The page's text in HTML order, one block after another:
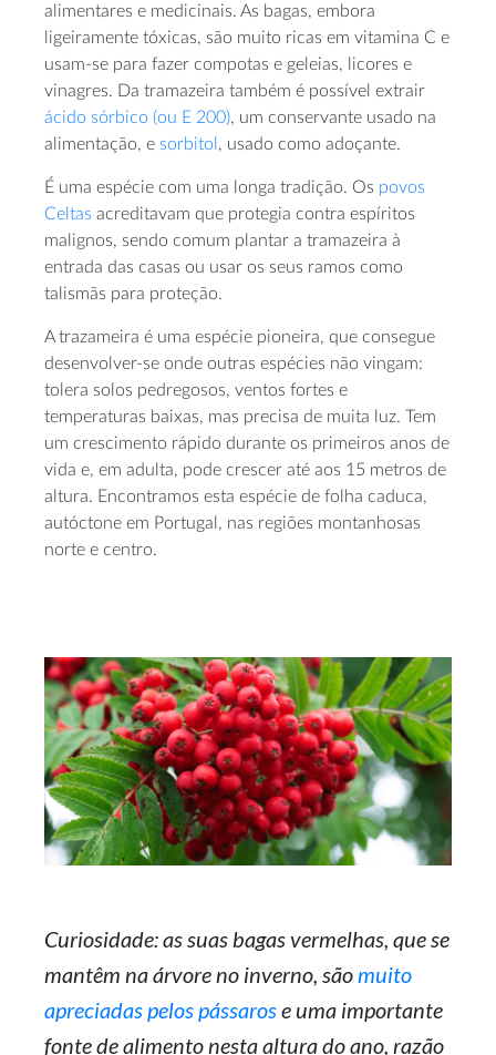
alimentares e medicinais. As bagas, embora
ligeiramente tóxicas, são muito ricas em vitamina C e
usam-se para fazer compotas e geleias, licores e
vinagres. Da tramazeira também é possível extrair
ácido sórbico (ou E 200), um conservante usado na
alimentação, e sorbitol, usado como adoçante.
É uma espécie com uma longa tradição. Os povos
Celtas acreditavam que protegia contra espíritos
malignos, sendo comum plantar a tramazeira à
entrada das casas ou usar os seus ramos como
talismãs para proteção.
A trazameira é uma espécie pioneira, que consegue
desenvolver-se onde outras espécies não vingam:
tolera solos pedregosos, ventos fortes e
temperaturas baixas, mas precisa de muita luz. Tem
um crescimento rápido durante os primeiros anos de
vida e, em adulta, pode crescer até aos 15 metros de
altura. Encontramos esta espécie de folha caduca,
autóctone em Portugal, nas regiões montanhosas
norte e centro.
Curiosidade: as suas bagas vermelhas, que se
mantêm na árvore no inverno, sãomuito
apreciadas pelos pássarose uma importante
fonte de alimento nesta altura do ano, razão